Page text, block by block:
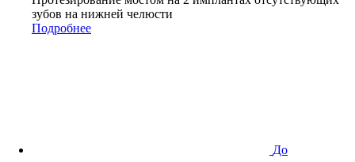
зубов на нижней челюсти
Подробнее
До